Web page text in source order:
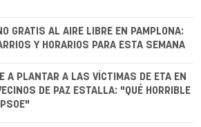
GRATIS AL AIRE LIBRE EN PAMPLONA:
Y HORARIOS PARA ESTA SEMANA
A PLANTAR A LAS VÍCTIMAS DE ETA EN
DE PAZ ESTALLA: "QUÉ HORRIBLE